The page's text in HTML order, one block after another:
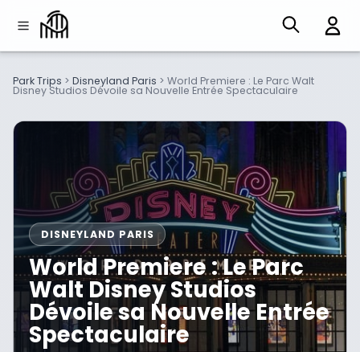
Park Trips > Disneyland Paris > World Premiere : Le Parc Walt
Disney Studios Dévoile sa Nouvelle Entrée Spectaculaire
DISNEYLAND PARIS
World Premiere : Le Parc
Walt Disney Studios
Dévoile sa Nouvelle Entrée
Spectaculaire